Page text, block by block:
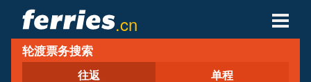
.cn
轮渡公司
轮渡票务搜索
往返 单程